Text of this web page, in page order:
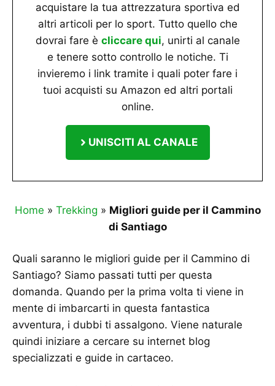
acquistare la tua attrezzatura sportiva ed
altri articoli per lo sport. Tutto quello che
dovrai fare è cliccare qui, unirti al canale
e tenere sotto controllo le notiche. Ti
invieremo i link tramite i quali poter fare i
tuoi acquisti su Amazon ed altri portali
online.
UNISCITI AL CANALE
Home » Trekking » Migliori guide per il Cammino
di Santiago
Quali saranno le migliori guide per il Cammino di
Santiago? Siamo passati tutti per questa
domanda. Quando per la prima volta ti viene in
mente di imbarcarti in questa fantastica
avventura, i dubbi ti assalgono. Viene naturale
quindi iniziare a cercare su internet blog
specializzati e guide in cartaceo.